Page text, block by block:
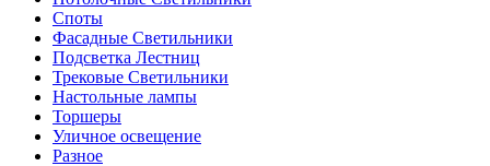
Споты
Фасадные Светильники
Подсветка Лестниц
Трековые Светильники
Настольные лампы
Торшеры
Уличное освещение
Разное